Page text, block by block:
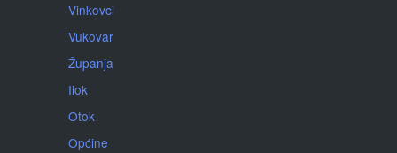
Vinkovci
Vukovar
Županja
Ilok
Otok
Općine